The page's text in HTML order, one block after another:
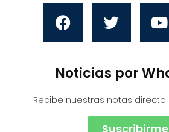
Noticias por
Recibe nuestras notas directo
Suscribirme